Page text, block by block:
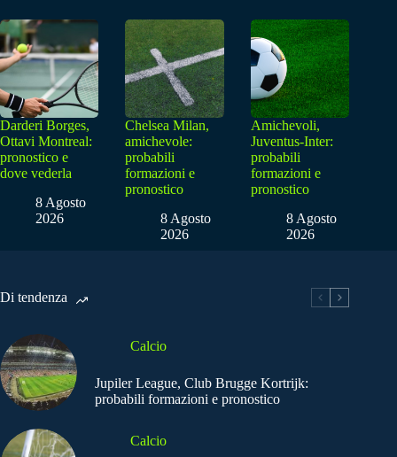
Darderi Borges,
Ottavi Montreal:
pronostico e
dove vederla
8 Agosto
2026
Chelsea Milan,
amichevole:
probabili
formazioni e
pronostico
8 Agosto
2026
Amichevoli,
Juventus-Inter:
probabili
formazioni e
pronostico
8 Agosto
2026
Di tendenza
Calcio
Jupiler League, Club Brugge Kortrijk:
probabili formazioni e pronostico
Calcio